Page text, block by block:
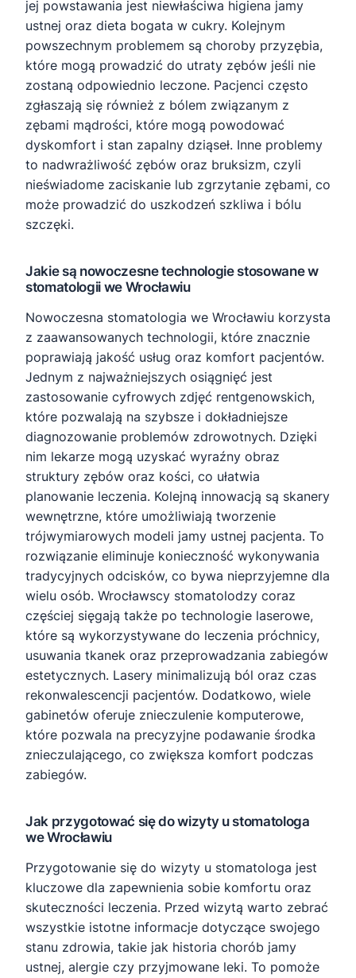
jej powstawania jest niewłaściwa higiena jamy
ustnej oraz dieta bogata w cukry. Kolejnym
powszechnym problemem są choroby przyzębia,
które mogą prowadzić do utraty zębów jeśli nie
zostaną odpowiednio leczone. Pacjenci często
zgłaszają się również z bólem związanym z
zębami mądrości, które mogą powodować
dyskomfort i stan zapalny dziąseł. Inne problemy
to nadwrażliwość zębów oraz bruksizm, czyli
nieświadome zaciskanie lub zgrzytanie zębami, co
może prowadzić do uszkodzeń szkliwa i bólu
szczęki.
Jakie są nowoczesne technologie stosowane w
stomatologii we Wrocławiu
Nowoczesna stomatologia we Wrocławiu korzysta
z zaawansowanych technologii, które znacznie
poprawiają jakość usług oraz komfort pacjentów.
Jednym z najważniejszych osiągnięć jest
zastosowanie cyfrowych zdjęć rentgenowskich,
które pozwalają na szybsze i dokładniejsze
diagnozowanie problemów zdrowotnych. Dzięki
nim lekarze mogą uzyskać wyraźny obraz
struktury zębów oraz kości, co ułatwia
planowanie leczenia. Kolejną innowacją są skanery
wewnętrzne, które umożliwiają tworzenie
trójwymiarowych modeli jamy ustnej pacjenta. To
rozwiązanie eliminuje konieczność wykonywania
tradycyjnych odcisków, co bywa nieprzyjemne dla
wielu osób. Wrocławscy stomatolodzy coraz
częściej sięgają także po technologie laserowe,
które są wykorzystywane do leczenia próchnicy,
usuwania tkanek oraz przeprowadzania zabiegów
estetycznych. Lasery minimalizują ból oraz czas
rekonwalescencji pacjentów. Dodatkowo, wiele
gabinetów oferuje znieczulenie komputerowe,
które pozwala na precyzyjne podawanie środka
znieczulającego, co zwiększa komfort podczas
zabiegów.
Jak przygotować się do wizyty u stomatologa
we Wrocławiu
Przygotowanie się do wizyty u stomatologa jest
kluczowe dla zapewnienia sobie komfortu oraz
skuteczności leczenia. Przed wizytą warto zebrać
wszystkie istotne informacje dotyczące swojego
stanu zdrowia, takie jak historia chorób jamy
ustnej, alergie czy przyjmowane leki. To pomoże